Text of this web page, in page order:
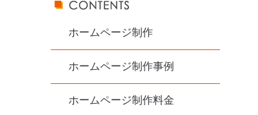
ホームページ制作
ホームページ制作事例
ホームページ制作料金